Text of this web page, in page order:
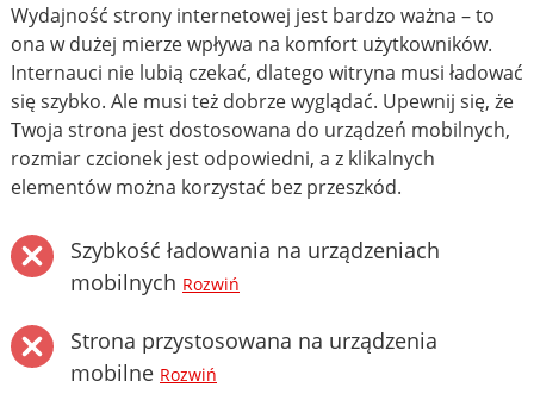
Wydajność strony internetowej jest bardzo ważna – to
ona w dużej mierze wpływa na komfort użytkowników.
Internauci nie lubią czekać, dlatego witryna musi ładować
się szybko. Ale musi też dobrze wyglądać. Upewnij się, że
Twoja strona jest dostosowana do urządzeń mobilnych,
rozmiar czcionek jest odpowiedni, a z klikalnych
elementów można korzystać bez przeszkód.
Szybkość ładowania na urządzeniach
mobilnych Rozwiń
Strona przystosowana na urządzenia
mobilne Rozwiń